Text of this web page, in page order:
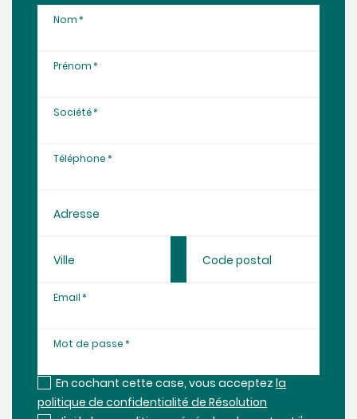
Nom
Prénom
Société
Téléphone
Adresse
Ville Code postal
Email
Mot de passe
En cochant cette case, vous acceptezla
politique de confidentialité de Résolution